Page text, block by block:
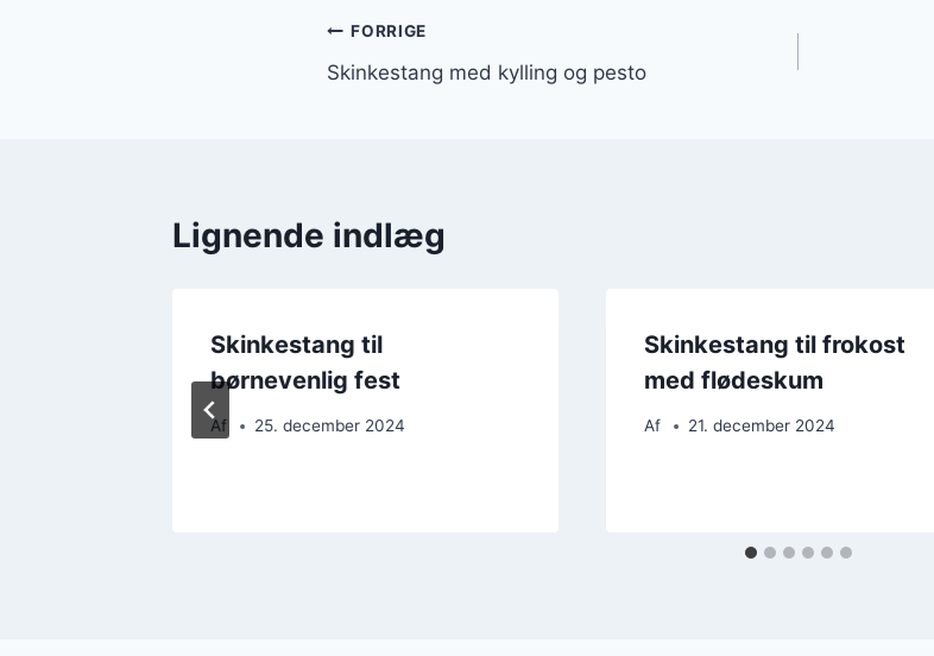
Indlægsnavigation
FORRIGE
Skinkestang med kylling og pesto
Lignende indlæg
Skinkestang til
børnevenlig fest
Af 25. december 2024
Skinkestang til frokost
med flødeskum
Af 21. december 2024